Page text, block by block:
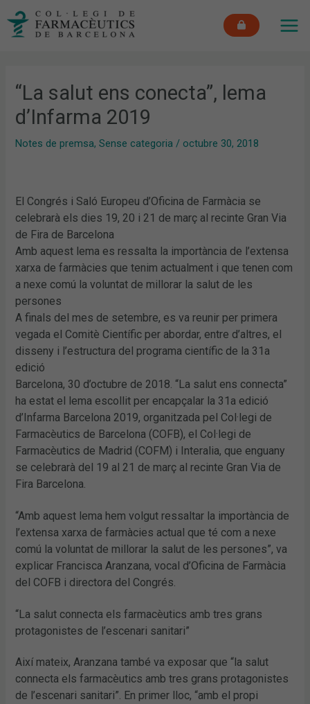
“La salut ens conecta”, lema
d’Infarma 2019
Notes de premsa,Sense categoria / octubre 30, 2018
El Congrés i Saló Europeu d’Oficina de Farmàcia se
celebrarà els dies 19, 20 i 21 de març al recinte Gran Via
de Fira de Barcelona
Amb aquest lema es ressalta la importància de l’extensa
xarxa de farmàcies que tenim actualment i que tenen com
a nexe comú la voluntat de millorar la salut de les
persones
A finals del mes de setembre, es va reunir per primera
vegada el Comitè Científic per abordar, entre d’altres, el
disseny i l’estructura del programa científic de la 31a
edició
Barcelona, 30 d’octubre de 2018. “La salut ens connecta”
ha estat el lema escollit per encapçalar la 31a edició
d’Infarma Barcelona 2019, organitzada pel Col·legi de
Farmacèutics de Barcelona (COFB), el Col·legi de
Farmacèutics de Madrid (COFM) i Interalia, que enguany
se celebrarà del 19 al 21 de març al recinte Gran Via de
Fira Barcelona.
“Amb aquest lema hem volgut ressaltar la importància de
l’extensa xarxa de farmàcies actual que té com a nexe
comú la voluntat de millorar la salut de les persones”, va
explicar Francisca Aranzana, vocal d’Oficina de Farmàcia
del COFB i directora del Congrés.
“La salut connecta els farmacèutics amb tres grans
protagonistes de l’escenari sanitari”
Així mateix, Aranzana també va exposar que “la salut
connecta els farmacèutics amb tres grans protagonistes
de l’escenari sanitari”. En primer lloc, “amb el propi